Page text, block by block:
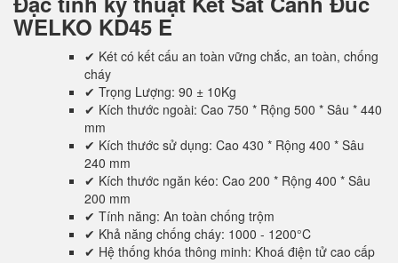
WELKO KD45 E
✔ Két có kết cấu an toàn vững chắc, an toàn, chống
cháy
✔ Trọng Lượng: 90 ± 10Kg
✔ Kích thước ngoài: Cao 750 * Rộng 500 * Sâu * 440
mm
✔ Kích thước sử dụng: Cao 430 * Rộng 400 * Sâu
240 mm
✔ Kích thước ngăn kéo: Cao 200 * Rộng 400 * Sâu
200 mm
✔ Tính năng: An toàn chống trộm
✔ Khả năng chống cháy: 1000 - 1200°C
✔ Hệ thống khóa thông minh: Khoá điện tử cao cấp